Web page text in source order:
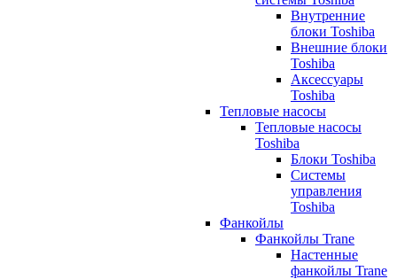
Внутренние
блоки Toshiba
Внешние блоки
Toshiba
Аксессуары
Toshiba
Тепловые насосы
Тепловые насосы
Toshiba
Блоки Toshiba
Системы
управления
Toshiba
Фанкойлы
Фанкойлы Trane
Настенные
фанкойлы Trane